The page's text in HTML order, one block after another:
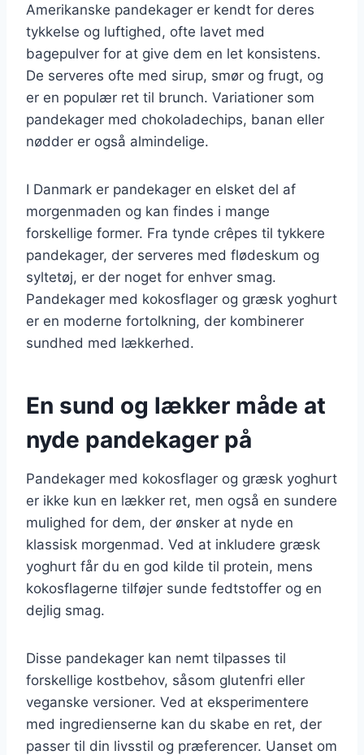
Amerikanske pandekager er kendt for deres
tykkelse og luftighed, ofte lavet med
bagepulver for at give dem en let konsistens.
De serveres ofte med sirup, smør og frugt, og
er en populær ret til brunch. Variationer som
pandekager med chokoladechips, banan eller
nødder er også almindelige.
I Danmark er pandekager en elsket del af
morgenmaden og kan findes i mange
forskellige former. Fra tynde crêpes til tykkere
pandekager, der serveres med flødeskum og
syltetøj, er der noget for enhver smag.
Pandekager med kokosflager og græsk yoghurt
er en moderne fortolkning, der kombinerer
sundhed med lækkerhed.
En sund og lækker måde at
nyde pandekager på
Pandekager med kokosflager og græsk yoghurt
er ikke kun en lækker ret, men også en sundere
mulighed for dem, der ønsker at nyde en
klassisk morgenmad. Ved at inkludere græsk
yoghurt får du en god kilde til protein, mens
kokosflagerne tilføjer sunde fedtstoffer og en
dejlig smag.
Disse pandekager kan nemt tilpasses til
forskellige kostbehov, såsom glutenfri eller
veganske versioner. Ved at eksperimentere
med ingredienserne kan du skabe en ret, der
passer til din livsstil og præferencer. Uanset om